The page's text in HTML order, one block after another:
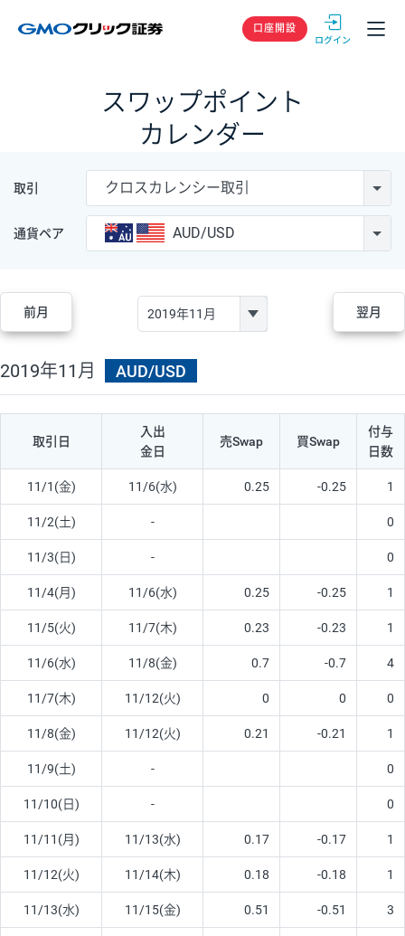
GMOクリック
口座開設
スワップポイント
カレンダー
取引 クロスカレンシー取引
通貨ペア AUD/USD
前月 翌月
2019年11月 AUD/USD
取引日
入出
金日
売Swap 買Swap
付与
日数
11/1(金) 11/6(水) 0.25 -0.25 1
11/2(土) - 0
11/3(日) - 0
11/4(月) 11/6(水) 0.25 -0.25 1
11/5(火) 11/7(木) 0.23 -0.23 1
11/6(水) 11/8(金) 0.7 -0.7 4
11/7(木) 11/12(火) 0 0 0
11/8(金) 11/12(火) 0.21 -0.21 1
11/9(土) - 0
11/10(日) - 0
11/11(月) 11/13(水) 0.17 -0.17 1
11/12(火) 11/14(木) 0.18 -0.18 1
11/13(水) 11/15(金) 0.51 -0.51 3